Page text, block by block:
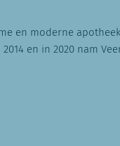
en moderne apotheek
en in 2020 nam